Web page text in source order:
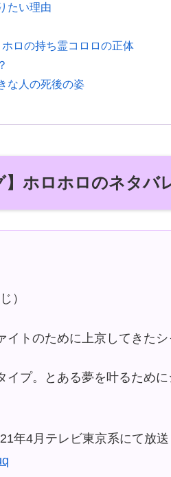
たい理由
ホロの持ち霊コロロの正体
な人の死後の姿
】ホロホロのネタバ
）
トのために上京してきたシ
イプ。とある夢を叶るため
年4月テレビ東京系にて放送